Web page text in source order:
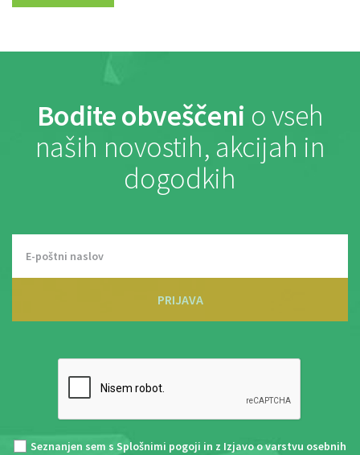
Bodite obveščeni o vseh
naših novostih, akcijah in
dogodkih
PRIJAVA
Seznanjen sem s Splošnimi pogoji in z Izjavo o varstvu osebnih